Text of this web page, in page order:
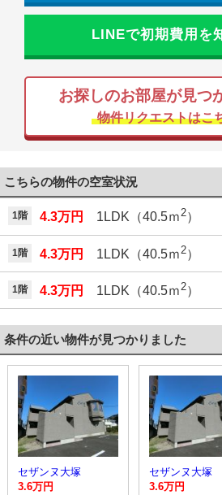
LINEで初期費用を
お探しのお部屋が見つ
物件リクエストはこ
こちらの物件の空室状況
1階 4.3万円 1LDK（40.5ｍ2）
1階 4.3万円 1LDK（40.5ｍ 2）
1階 4.3万円 1LDK（40.5ｍ 2）
条件の近い物件が見つかりました
セザンヌ大塚
3.6万円
セザンヌ大塚
3.6万円